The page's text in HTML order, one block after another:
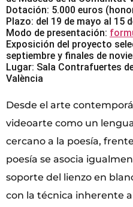
Dotación: 5.000 euros
Plazo: del 19 de mayo al 15
Modo de presentación:
Exposición del proyecto
septiembre y finales de
Lugar: Sala Contrafuertes
València
Desde el arte
videoarte como un
cercano a la poesía,
poesía se asocia
soporte del lienzo en
con la técnica inherente